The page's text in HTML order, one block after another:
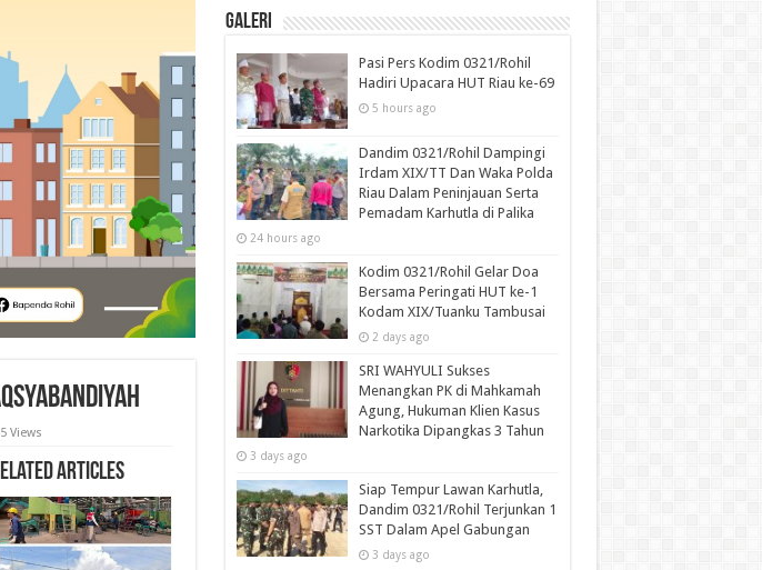
Views
Articles
Galeri
Pasi Pers Kodim 0321/Rohil
Hadiri Upacara HUT Riau ke-69
5 hours ago
Dandim 0321/Rohil Dampingi
Irdam XIX/TT Dan Waka Polda
Riau Dalam Peninjauan Serta
Pemadam Karhutla di Palika
24 hours ago
Kodim 0321/Rohil Gelar Doa
Bersama Peringati HUT ke-1
Kodam XIX/Tuanku Tambusai
2 days ago
SRI WAHYULI Sukses
Menangkan PK di Mahkamah
Agung, Hukuman Klien Kasus
Narkotika Dipangkas 3 Tahun
3 days ago
Siap Tempur Lawan Karhutla,
Dandim 0321/Rohil Terjunkan 1
SST Dalam Apel Gabungan
3 days ago